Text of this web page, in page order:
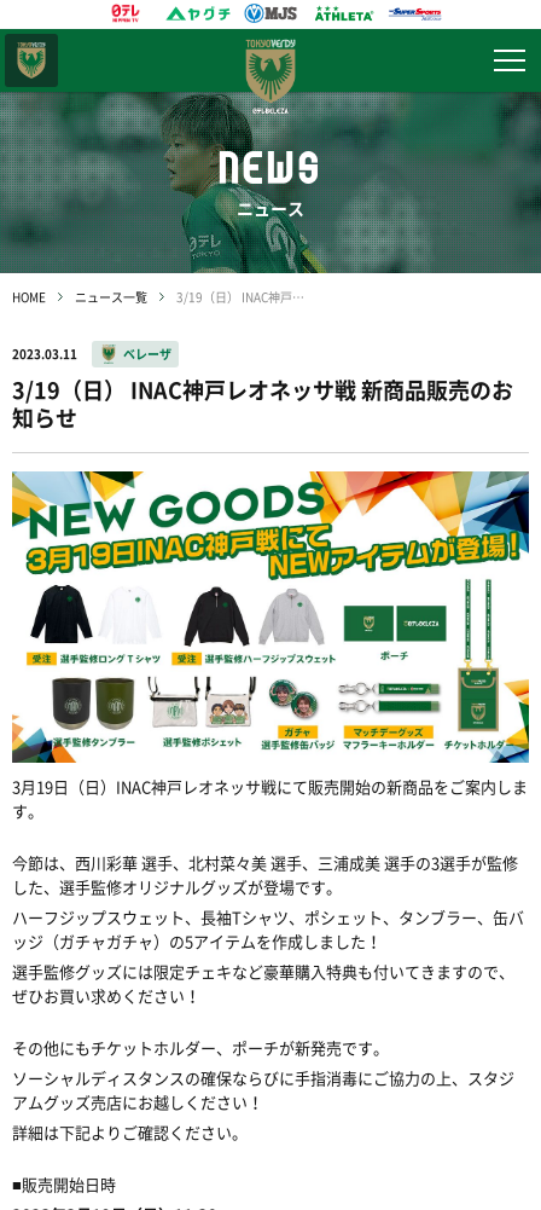
NEWS
ニュース
HOME ニュース一覧 3/19（日） INAC神戸レオネッサ戦 新商品販売のお知らせ
2023.03.11 ベレーザ
3/19（日） INAC神戸レオネッサ戦 新商品販売のお
知らせ
3月19日（日）INAC神戸レオネッサ戦にて販売開始の新商品をご案内しま
す。
今節は、西川彩華 選手、北村菜々美 選手、三浦成美 選手の3選手が監修
した、選手監修オリジナルグッズが登場です。
ハーフジップスウェット、長袖Tシャツ、ポシェット、タンブラー、缶バ
ッジ（ガチャガチャ）の5アイテムを作成しました！
選手監修グッズには限定チェキなど豪華購入特典も付いてきますので、
ぜひお買い求めください！
その他にもチケットホルダー、ポーチが新発売です。
ソーシャルディスタンスの確保ならびに手指消毒にご協力の上、スタジ
アムグッズ売店にお越しください！
詳細は下記よりご確認ください。
■販売開始日時